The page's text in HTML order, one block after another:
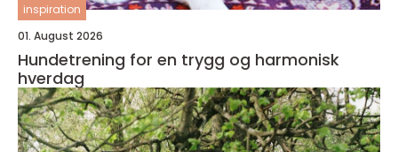
inspiration
01. August 2026
Hundetrening for en trygg og harmonisk
hverdag